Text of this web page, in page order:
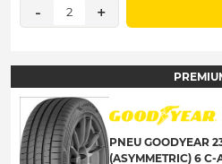
- 2 +
PNEU GOODYEAR
(ASYMMETRIC) 6